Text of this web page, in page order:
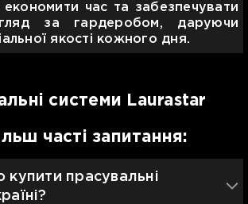
економити час та забезпечувати
за гардеробом, даруючи
якості кожного дня.
системи Laurastar
часті запитання:
купити прасувальні